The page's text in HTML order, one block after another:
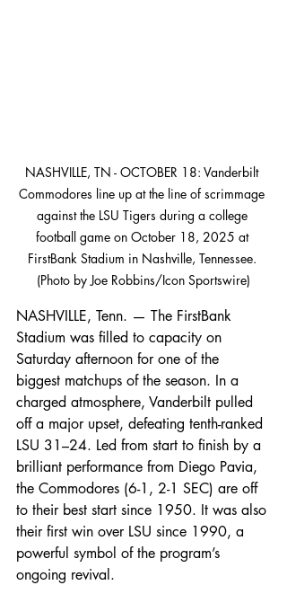
NASHVILLE, TN - OCTOBER 18: Vanderbilt
Commodores line up at the line of scrimmage
against the LSU Tigers during a college
football game on October 18, 2025 at
FirstBank Stadium in Nashville, Tennessee.
(Photo by Joe Robbins/Icon Sportswire)
NASHVILLE, Tenn. — The FirstBank
Stadium was filled to capacity on
Saturday afternoon for one of the
biggest matchups of the season. In a
charged atmosphere, Vanderbilt pulled
off a major upset, defeating tenth-ranked
LSU 31–24. Led from start to finish by a
brilliant performance from Diego Pavia,
the Commodores (6-1, 2-1 SEC) are off
to their best start since 1950. It was also
their first win over LSU since 1990, a
powerful symbol of the program’s
ongoing revival.